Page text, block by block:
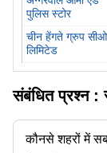
पुलिस स्टोर
चीन हेंगते ग्रुप
लिमिटेड
संबंधित प्रश्न :
कौनसे शहरों में